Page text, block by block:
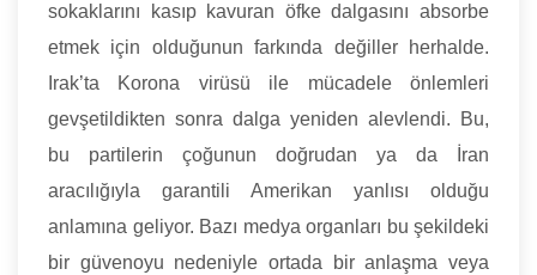
sokaklarını kasıp kavuran öfke dalgasını absorbe
etmek için olduğunun farkında değiller herhalde.
Irak’ta Korona virüsü ile mücadele önlemleri
gevşetildikten sonra dalga yeniden alevlendi. Bu,
bu partilerin çoğunun doğrudan ya da İran
aracılığıyla garantili Amerikan yanlısı olduğu
anlamına geliyor. Bazı medya organları bu şekildeki
bir güvenoyu nedeniyle ortada bir anlaşma veya